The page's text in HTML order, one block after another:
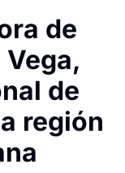
de
Vega,
de
región